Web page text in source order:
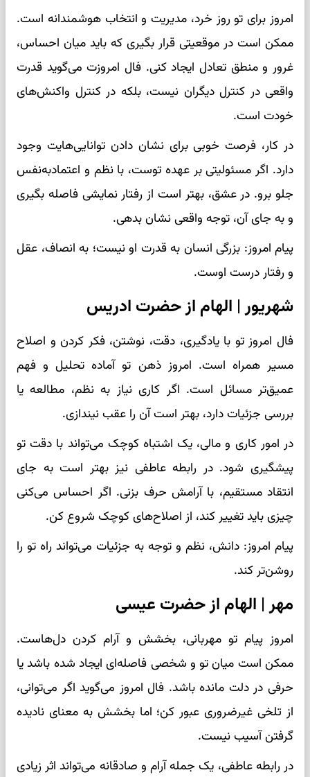
امروز برای تو روز خرد، مدیریت و انتخاب هوشمندانه است.
ممکن است در موقعیتی قرار بگیری که باید میان احساس،
غرور و منطق تعادل ایجاد کنی. فال امروزت می‌گوید قدرت
واقعی در کنترل دیگران نیست، بلکه در کنترل واکنش‌های
خودت است.
در کار، فرصت خوبی برای نشان دادن توانایی‌هایت وجود
دارد. اگر مسئولیتی بر عهده توست، با نظم و اعتمادبه‌نفس
جلو برو. در عشق، بهتر است از رفتار نمایشی فاصله بگیری
و به جای آن، توجه واقعی نشان بدهی.
پیام امروز: بزرگی انسان به قدرت او نیست؛ به انصاف، عقل
و رفتار درست اوست.
شهریور | الهام از حضرت ادریس
فال امروز تو با یادگیری، دقت، نوشتن، فکر کردن و اصلاح
مسیر همراه است. امروز ذهن تو آماده تحلیل و فهم
عمیق‌تر مسائل است. اگر کاری نیاز به نظم، مطالعه یا
بررسی جزئیات دارد، بهتر است آن را عقب نیندازی.
در امور کاری و مالی، یک اشتباه کوچک می‌تواند با دقت تو
پیشگیری شود. در رابطه عاطفی نیز بهتر است به جای
انتقاد مستقیم، با آرامش حرف بزنی. اگر احساس می‌کنی
چیزی باید تغییر کند، از اصلاح‌های کوچک شروع کن.
پیام امروز: دانش، نظم و توجه به جزئیات می‌تواند راه تو را
روشن‌تر کند.
مهر | الهام از حضرت عیسی
امروز پیام تو مهربانی، بخشش و آرام کردن دل‌هاست.
ممکن است میان تو و شخصی فاصله‌ای ایجاد شده باشد یا
حرفی در دلت مانده باشد. فال امروز می‌گوید اگر می‌توانی،
از تلخی غیرضروری عبور کن؛ اما بخشش به معنای نادیده
گرفتن آسیب نیست.
در رابطه عاطفی، یک جمله آرام و صادقانه می‌تواند اثر زیادی